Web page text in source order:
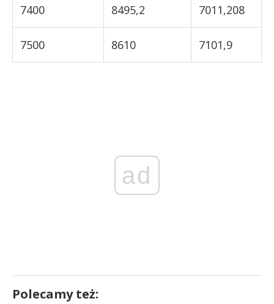
7400 8495,2 7011,208
7500 8610 7101,9
ad
Polecamy też: